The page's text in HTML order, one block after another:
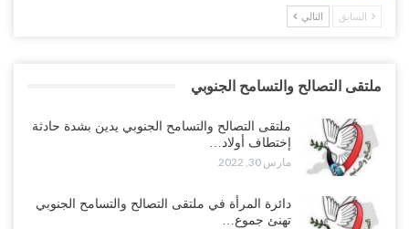
السابق التالي
ملتقى التصالح والتسامح الجنوبي
ملتقى التصالح والتسامح الجنوبي يدين بشدة حادثة
إختطاف أولاد…
مارس 30, 2022
دائرة المرأة في ملتقى التصالح والتسامح الجنوبي
تهنئ جموع…